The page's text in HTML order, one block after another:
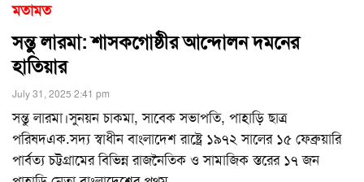
মতামত
সন্তু লারমা: শাসকগোষ্ঠীর আন্দোলন দমনের
হাতিয়ার
July 31, 2025 2:41 pm
সন্তু লারমা।সুনয়ন চাকমা, সাবেক সভাপতি, পাহাড়ি ছাত্র
পরিষদএক.সদ্য স্বাধীন বাংলাদেশ রাষ্ট্রে ১৯৭২ সালের ১৫ ফেব্রুয়ারি
পার্বত্য চট্টগ্রামের বিভিন্ন রাজনৈতিক ও সামাজিক স্তরের ১৭ জন